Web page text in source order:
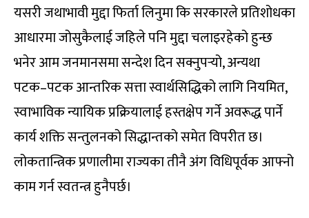
यसरी जथाभावी मुद्दा फिर्ता लिनुमा कि सरकारले प्रतिशोधका
आधारमा जोसुकैलाई जहिले पनि मुद्दा चलाइरहेको हुन्छ
भनेर आम जनमानसमा सन्देश दिन सक्नुपर्‍यो, अन्यथा
पटक–पटक आन्तरिक सत्ता स्वार्थसिद्धिको लागि नियमित,
स्वाभाविक न्यायिक प्रक्रियालाई हस्तक्षेप गर्ने अवरूद्ध पार्ने
कार्य शक्ति सन्तुलनको सिद्धान्तको समेत विपरीत छ।
लोकतान्त्रिक प्रणालीमा राज्यका तीनै अंग विधिपूर्वक आफ्नो
काम गर्न स्वतन्त्र हुनैपर्छ।